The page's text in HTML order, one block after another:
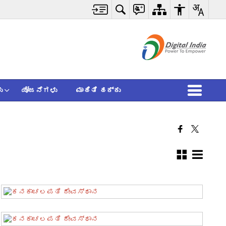
ಯೋಜನೆಗಳು ಮಾಹಿತಿ ಹಕ್ಕು
ಕನಕಾಚಲಪತಿ ದೇವಸ್ಥಾನ